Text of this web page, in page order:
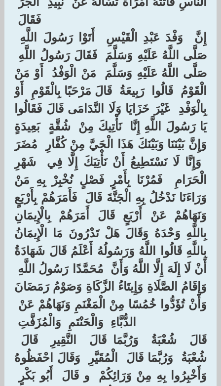
‏فَقَالَ ‏
‏إِنَّ ‏ ‏وَفْدَ عَبْدِ الْقَيْسِ ‏ ‏أَتَوْا رَسُولَ اللَّهِ ‏
‏صَلَّى اللَّهُ عَلَيْهِ وَسَلَّمَ ‏ ‏فَقَالَ رَسُولُ اللَّهِ ‏
‏صَلَّى اللَّهُ عَلَيْهِ وَسَلَّمَ ‏ ‏مَنْ الْوَفْدُ ‏ ‏أَوْ مَنْ
الْقَوْمُ ‏ ‏قَالُوا ‏ ‏رَبِيعَةُ ‏ ‏قَالَ مَرْحَبًا بِالْقَوْمِ ‏ ‏أَوْ
بِالْوَفْدِ ‏ ‏غَيْرَ خَزَايَا وَلَا النَّدَامَى قَالَ فَقَالُوا
يَا رَسُولَ اللَّهِ إِنَّا ‏ ‏نَأْتِيكَ مِنْ ‏ ‏شُقَّةٍ ‏ ‏بَعِيدَةٍ
وَإِنَّ بَيْنَنَا وَبَيْنَكَ هَذَا الْحَيَّ مِنْ كُفَّارِ ‏ ‏مُضَرَ
‏ ‏وَإِنَّا لَا نَسْتَطِيعُ أَنْ نَأْتِيَكَ إِلَّا فِي ‏ ‏شَهْرِ
الْحَرَامِ ‏ ‏فَمُرْنَا بِأَمْرٍ فَصْلٍ نُخْبِرْ بِهِ مَنْ
وَرَاءَنَا نَدْخُلُ بِهِ الْجَنَّةَ قَالَ ‏ ‏فَأَمَرَهُمْ بِأَرْبَعٍ
وَنَهَاهُمْ عَنْ أَرْبَعٍ قَالَ أَمَرَهُمْ بِالْإِيمَانِ
بِاللَّهِ وَحْدَهُ وَقَالَ هَلْ تَدْرُونَ مَا الْإِيمَانُ
بِاللَّهِ قَالُوا اللَّهُ وَرَسُولُهُ أَعْلَمُ قَالَ شَهَادَةُ
أَنْ لَا إِلَهَ إِلَّا اللَّهُ وَأَنَّ ‏ ‏مُحَمَّدًا رَسُولُ اللَّهِ ‏
‏وَإِقَامُ الصَّلَاةِ وَإِيتَاءُ الزَّكَاةِ وَصَوْمُ رَمَضَانَ
وَأَنْ تُؤَدُّوا خُمُسًا مِنْ الْمَغْنَمِ وَنَهَاهُمْ عَنْ ‏
‏الدُّبَّاءِ ‏ ‏وَالْحَنْتَمِ ‏ ‏وَالْمُزَفَّتِ ‏
‏قَالَ ‏ ‏شُعْبَةُ ‏ ‏وَرُبَّمَا قَالَ ‏ ‏النَّقِيرِ ‏ ‏قَالَ ‏
‏شُعْبَةُ ‏ ‏وَرُبَّمَا قَالَ ‏ ‏الْمُقَيَّرِ ‏ ‏وَقَالَ احْفَظُوهُ
وَأَخْبِرُوا بِهِ مِنْ وَرَائِكُمْ ‏ ‏و قَالَ ‏ ‏أَبُو بَكْرٍ ‏